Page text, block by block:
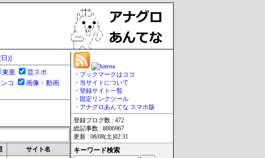
日)]
東亜
芸スポ
コ
画像・動画
サイト名
・ ブックマークはココ
・ 当サイトについて
・ 登録サイト一覧
・ 固定リンクツール
・ アナグロあんてな スマホ版
登録ブログ数 : 472
総記事数 : 8806967
更新 : 08/08(土)02:31
キーワード検索